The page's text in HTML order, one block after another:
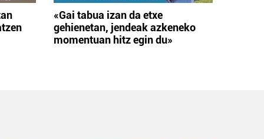
«Gai tabua izan da etxe
gehienetan, jendeak azkeneko
momentuan hitz egin du»